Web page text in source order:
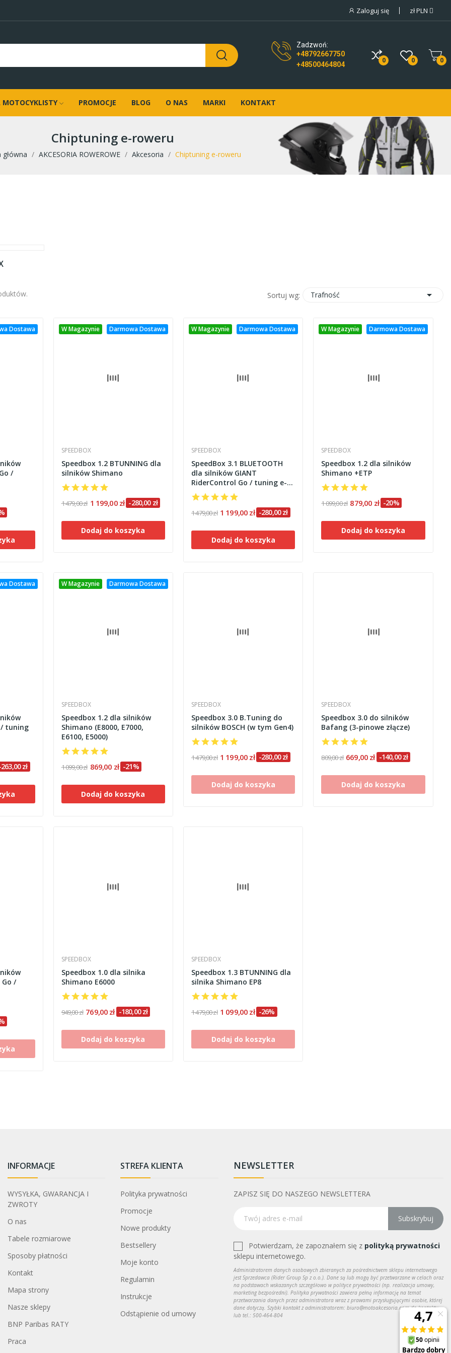
Zaloguj się złPLN
Zadzwoń:
+48792667750
+48500464804
0 0 0
MOTOCYKLISTY PROMOCJE BLOG O NAS MARKI KONTAKT
Chiptuning e-roweru
główna AKCESORIA ROWEROWE Akcesoria Chiptuning e-roweru
Sortuj wg: Trafność 
Dostawa
/
W Magazynie Darmowa Dostawa
SPEEDBOX
Speedbox 1.2 BTUNNING dla
silników Shimano
1 479,00 zł 1 199,00 zł -280,00 zł
Dodaj do koszyka
W Magazynie Darmowa Dostawa
SPEEDBOX
SpeedBox 3.1 BLUETOOTH
dla silników GIANT
RiderControl Go / tuning e-
roweru
1 479,00 zł 1 199,00 zł -280,00 zł
Dodaj do koszyka
W Magazynie Darmowa Dostawa
SPEEDBOX
Speedbox 1.2 dla silników
Shimano +ETP
1 099,00 zł 879,00 zł -20%
Dodaj do koszyka
Dostawa
/ tuning
zł
W Magazynie Darmowa Dostawa
SPEEDBOX
Speedbox 1.2 dla silników
Shimano (E8000, E7000,
E6100, E5000)
1 099,00 zł 869,00 zł -21%
Dodaj do koszyka
SPEEDBOX
Speedbox 3.0 B.Tuning do
silników BOSCH (w tym Gen4)
1 479,00 zł 1 199,00 zł -280,00 zł
Dodaj do koszyka
SPEEDBOX
Speedbox 3.0 do silników
Bafang (3-pinowe złącze)
809,00 zł 669,00 zł -140,00 zł
Dodaj do koszyka
/
SPEEDBOX
Speedbox 1.0 dla silnika
Shimano E6000
949,00 zł 769,00 zł -180,00 zł
Dodaj do koszyka
SPEEDBOX
Speedbox 1.3 BTUNNING dla
silnika Shimano EP8
1 479,00 zł 1 099,00 zł -26%
Dodaj do koszyka
INFORMACJE
WYSYŁKA, GWARANCJA I
ZWROTY
O nas
Tabele rozmiarowe
Sposoby płatności
Kontakt
Mapa strony
Nasze sklepy
BNP Paribas RATY
Praca
STREFA KLIENTA
Polityka prywatności
Promocje
Nowe produkty
Bestsellery
Moje konto
Regulamin
Instrukcje
Odstąpienie od umowy
NEWSLETTER
ZAPISZ SIĘ DO NASZEGO NEWSLETTERA
Subskrybuj
Potwierdzam, że zapoznałem się z polityką prywatności
sklepu internetowego.
Administratorem danych osobowych zbieranych za pośrednictwem sklepu internetowego
jest Sprzedawca (Rider Group Sp z o.o.). Dane są lub mogą być przetwarzane w celach oraz
na podstawach wskazanych szczegółowo w polityce prywatności (np. realizacja umowy,
marketing bezpośredni). Polityka prywatności zawiera pełną informację na temat
przetwarzania danych przez administratora wraz z prawami przysługującymi osobie, której
dane dotyczą. Szybki kontakt z administratorem: biuro@motoakcesoria.com do kontaktu
lub tel.: 500-464-804